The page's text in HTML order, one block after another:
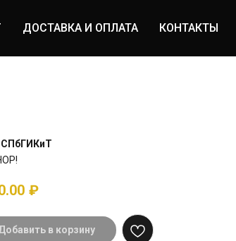
ДОСТАВКА И ОПЛАТА КОНТАКТЫ
СПбГИКиТ
₽
в корзину